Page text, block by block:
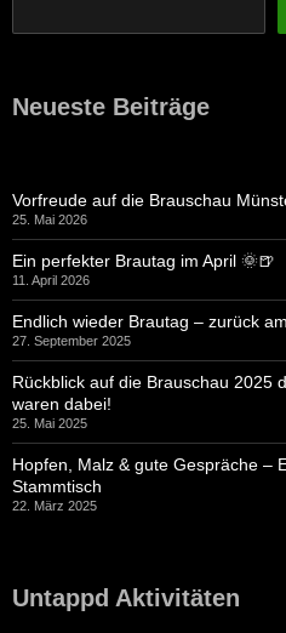
Neueste Beiträge
Vorfreude auf die Brauschau
25. Mai 2026
Ein perfekter Brautag im April 🌞🍺
11. April 2026
Endlich wieder Brautag – zurück
27. September 2025
Rückblick auf die Brauschau 2025
waren dabei!
25. Mai 2025
Hopfen, Malz & gute Gespräche –
Stammtisch
22. März 2025
Untappd Aktivitäten